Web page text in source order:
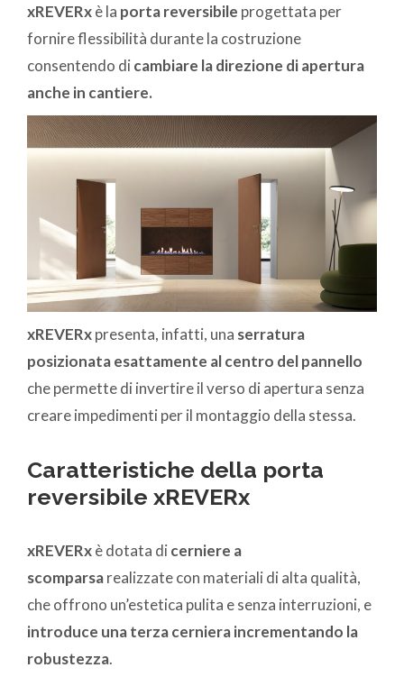
xREVERxè la porta reversibile progettata per
fornire flessibilità durante la costruzione
consentendo di cambiare la direzione di apertura
anche in cantiere.
xREVERxpresenta, infatti, una serratura
posizionata esattamente al centro del pannello
che permette di invertire il verso di apertura senza
creare impedimenti per il montaggio della stessa.
Caratteristiche della porta
reversibile xREVERx
xREVERxè dotata di cerniere a
scomparsarealizzate con materiali di alta qualità,
che offrono un’estetica pulita e senza interruzioni, e
introduce una terza cerniera incrementando la
robustezza.